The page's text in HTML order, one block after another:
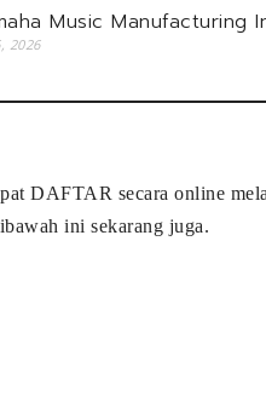
Music Manufacturing
2026
DAFTAR secara online
ini sekarang juga.